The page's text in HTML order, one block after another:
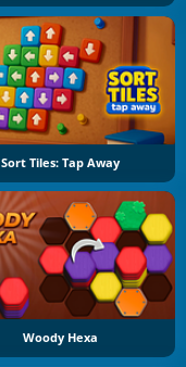
Sort Tiles: Tap Away
Woody Hexa